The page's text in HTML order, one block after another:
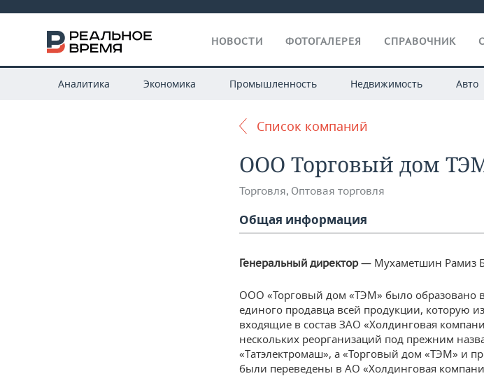
НОВОСТИ ФОТОГАЛЕРЕЯ СПРАВОЧНИК
Аналитика Экономика Промышленность Недвижимость Авто
Список компаний
ООО Торговый дом
Торговля, Оптовая торговля
Общая информация
Генеральный директор— Мухаметшин Рамиз
ООО «Торговый дом «ТЭМ» было образовано
единого продавца всей продукции, которую
входящие в состав ЗАО «Холдинговая
нескольких реорганизаций под прежним
«Татэлектромаш», а «Торговый дом «ТЭМ» и
были переведены в АО «Холдинговая